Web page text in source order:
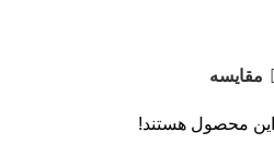
مقایسه
محصول هستند!